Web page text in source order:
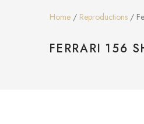
Home/ Reproductions/
FERRARI 156